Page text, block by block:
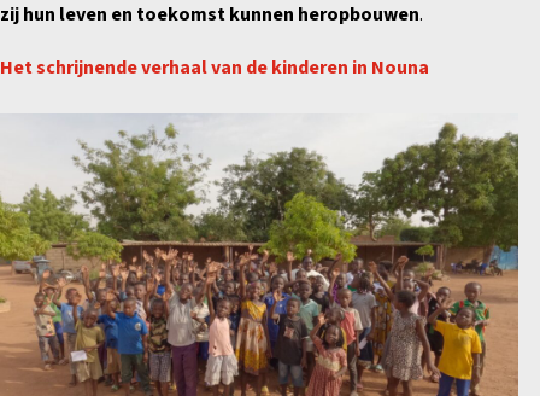
zij hun leven en toekomst kunnen heropbouwen.
Het schrijnende verhaal van de kinderen in Nouna